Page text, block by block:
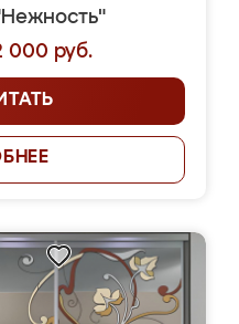
000 руб.